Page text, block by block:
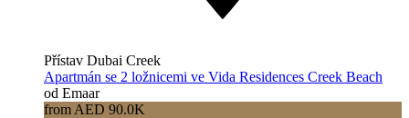
Přístav Dubai Creek
Apartmán se 2 ložnicemi ve Vida Residences Creek Beach
od Emaar
from AED 90.0K